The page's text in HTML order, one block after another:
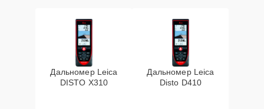
Дальномер Leica
DISTO X310
Дальномер Leica
Disto D410